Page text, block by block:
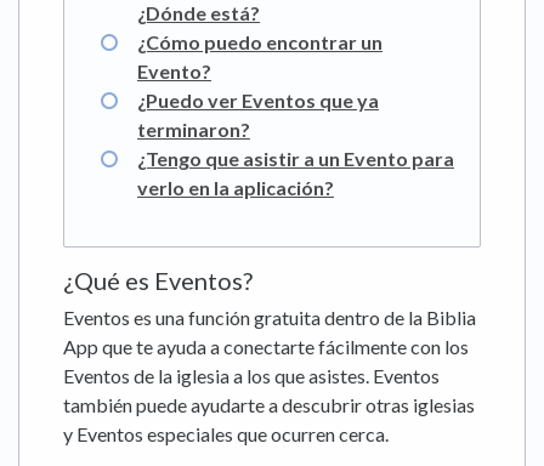
¿Dónde está?
¿Cómo puedo encontrar un
Evento?
¿Puedo ver Eventos que ya
terminaron?
¿Tengo que asistir a un Evento para
verlo en la aplicación?
¿Qué es Eventos?
Eventos es una función gratuita dentro de la Biblia
App que te ayuda a conectarte fácilmente con los
Eventos de la iglesia a los que asistes. Eventos
también puede ayudarte a descubrir otras iglesias
y Eventos especiales que ocurren cerca.